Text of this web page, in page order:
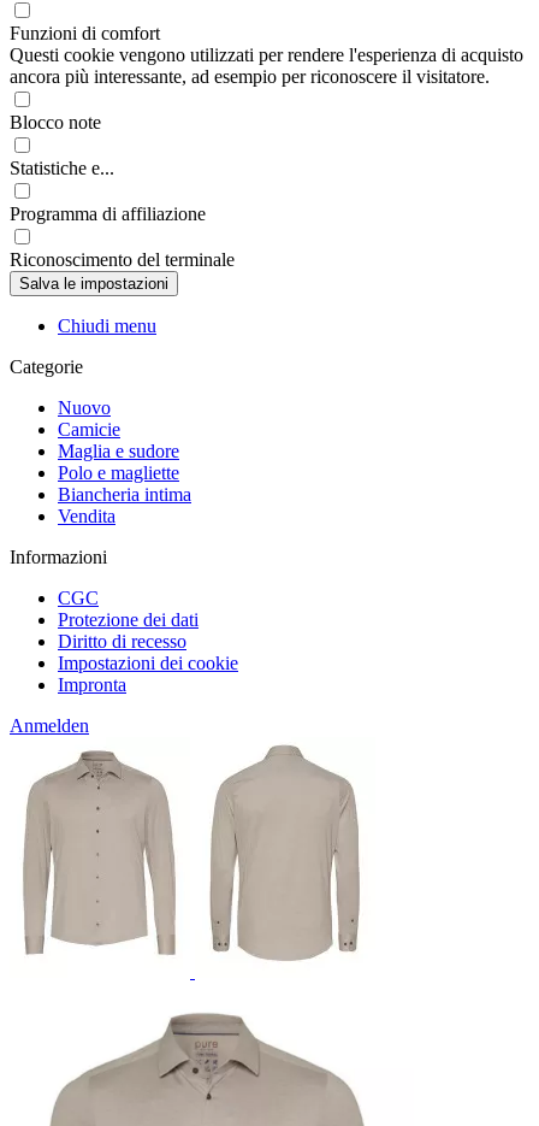
Funzioni di comfort
Questi cookie vengono utilizzati per rendere l'esperienza di acquisto
ancora più interessante, ad esempio per riconoscere il visitatore.
Blocco note
Statistiche e...
Programma di affiliazione
Riconoscimento del terminale
Chiudi menu
Categorie
Nuovo
Camicie
Maglia e sudore
Polo e magliette
Biancheria intima
Vendita
Informazioni
CGC
Protezione dei dati
Diritto di recesso
Impostazioni dei cookie
Impronta
Anmelden